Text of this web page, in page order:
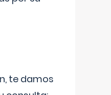
te damos